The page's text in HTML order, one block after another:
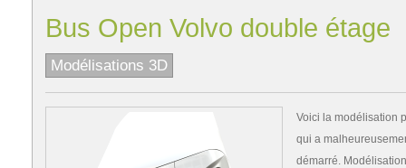
Bus Open Volvo double étage
Modélisations 3D
Voici la modélisation
qui a
démarré.